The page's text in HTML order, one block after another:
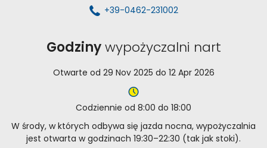
+39-0462-231002
Godzinywypożyczalni nart
Otwarte od 29 Nov 2025 do 12 Apr 2026
Codziennie od 8:00 do 18:00
W środy, w których odbywa się jazda nocna, wypożyczalnia
jest otwarta w godzinach 19:30–22:30 (tak jak stoki).